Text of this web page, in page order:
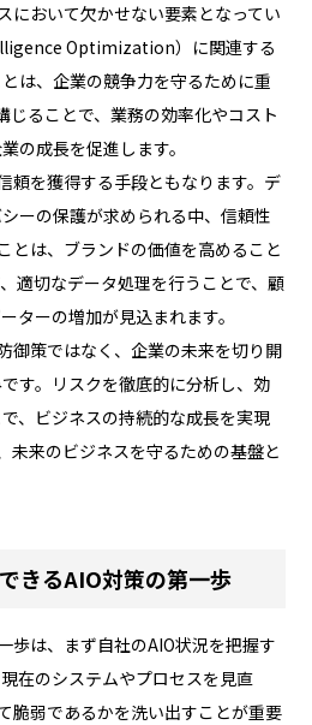
において欠かせない要素となってい
Optimization）に関連する
は、企業の競争力を守るために重
じることで、業務の効率化やコスト
の成長を促進します。
頼を獲得する手段ともなります。デ
ーの保護が求められる中、信頼性
とは、ブランドの価値を高めること
適切なデータ処理を行うことで、顧
ターの増加が見込まれます。
御策ではなく、企業の未来を切り開
す。リスクを徹底的に分析し、効
、ビジネスの持続的な成長を実現
未来のビジネスを守るための基盤と
きるAIO対策の第一歩
歩は、まず自社のAIO状況を把握す
在のシステムやプロセスを見直
脆弱であるかを洗い出すことが重要